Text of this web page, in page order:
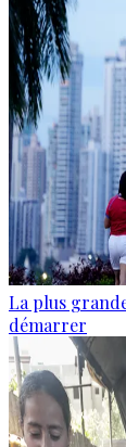
La plus
démarrer